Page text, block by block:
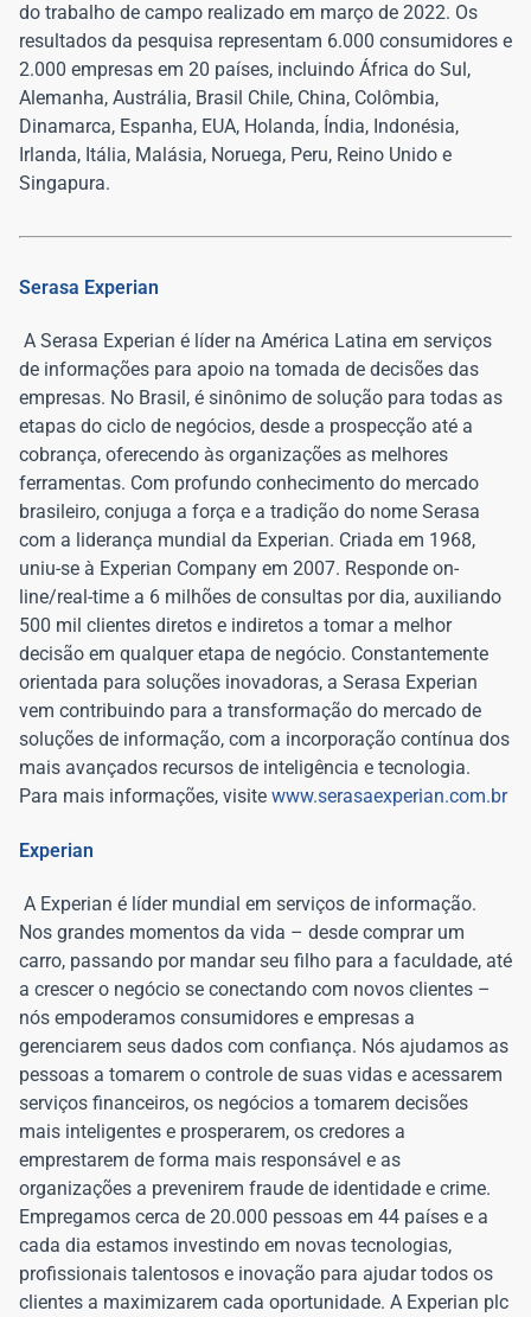
do trabalho de campo realizado em março de 2022. Os
resultados da pesquisa representam 6.000 consumidores e
2.000 empresas em 20 países, incluindo África do Sul,
Alemanha, Austrália, Brasil Chile, China, Colômbia,
Dinamarca, Espanha, EUA, Holanda, Índia, Indonésia,
Irlanda, Itália, Malásia, Noruega, Peru, Reino Unido e
Singapura.
Serasa Experian
A Serasa Experian é líder na América Latina em serviços
de informações para apoio na tomada de decisões das
empresas. No Brasil, é sinônimo de solução para todas as
etapas do ciclo de negócios, desde a prospecção até a
cobrança, oferecendo às organizações as melhores
ferramentas. Com profundo conhecimento do mercado
brasileiro, conjuga a força e a tradição do nome Serasa
com a liderança mundial da Experian. Criada em 1968,
uniu-se à Experian Company em 2007. Responde on-
line/real-time a 6 milhões de consultas por dia, auxiliando
500 mil clientes diretos e indiretos a tomar a melhor
decisão em qualquer etapa de negócio. Constantemente
orientada para soluções inovadoras, a Serasa Experian
vem contribuindo para a transformação do mercado de
soluções de informação, com a incorporação contínua dos
mais avançados recursos de inteligência e tecnologia.
Para mais informações, visite www.serasaexperian.com.br
Experian
A Experian é líder mundial em serviços de informação.
Nos grandes momentos da vida – desde comprar um
carro, passando por mandar seu filho para a faculdade, até
a crescer o negócio se conectando com novos clientes –
nós empoderamos consumidores e empresas a
gerenciarem seus dados com confiança. Nós ajudamos as
pessoas a tomarem o controle de suas vidas e acessarem
serviços financeiros, os negócios a tomarem decisões
mais inteligentes e prosperarem, os credores a
emprestarem de forma mais responsável e as
organizações a prevenirem fraude de identidade e crime.
Empregamos cerca de 20.000 pessoas em 44 países e a
cada dia estamos investindo em novas tecnologias,
profissionais talentosos e inovação para ajudar todos os
clientes a maximizarem cada oportunidade. A Experian plc